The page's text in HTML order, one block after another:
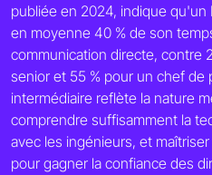
publiée en 2024, indique
en moyenne 40 % de son
communication directe, contre
senior et 55 % pour un chef
intermédiaire reflète la nature
comprendre suffisamment la
avec les ingénieurs, et
pour gagner la confiance des